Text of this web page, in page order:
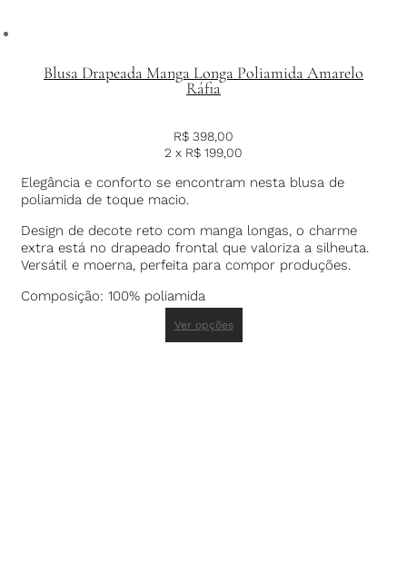
Blusa Drapeada Manga Longa Poliamida Amarelo
Ráfia
R$ 398,00
2 x R$ 199,00
Elegância e conforto se encontram nesta blusa de
poliamida de toque macio.
Design de decote reto com manga longas, o charme
extra está no drapeado frontal que valoriza a silheuta.
Versátil e moerna, perfeita para compor produções.
Composição: 100% poliamida
Ver opções